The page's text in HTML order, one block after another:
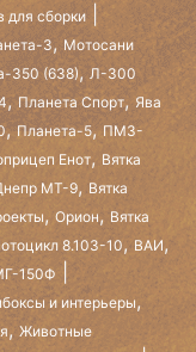
для сборки
3, Мотосани
350 (638), Л-300
, Планета Спорт, Ява
, Планета-5,ПМЗ-
Енот, Вятка
МТ-9,Вятка
,Орион, Вятка
8.103-10, ВАИ,
150Ф
и интерьеры,
, Животные